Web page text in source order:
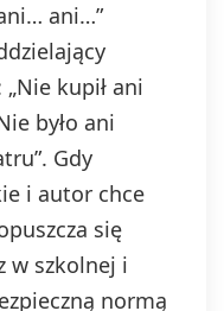
ani…”
kupił ani
było ani
Gdy
i autor chce
się
w szkolnej i
normą